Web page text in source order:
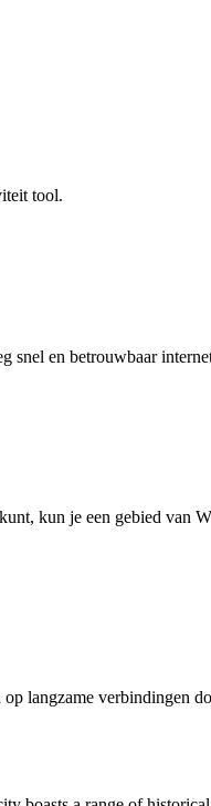
tool.
en betrouwbaar
kun je een gebied van
langzame verbindingen